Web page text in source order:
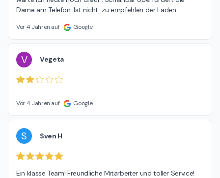
Dame am Telefon. Ist nicht  zu empfehlen der Laden
Vor 4 Jahren auf Google
V Vegeta
Vor 4 Jahren auf Google
S Sven H
Ein klasse Team! Freundliche Mitarbeiter und toller Service!